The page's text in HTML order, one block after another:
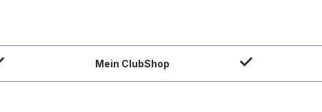
Mein ClubShop